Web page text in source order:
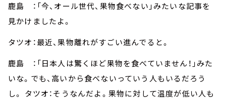
鹿島 ：「今、オール世代、果物食べない」みたいな記事を
見かけましたよ。
タツオ：最近、果物離れがすごい進んでると。
鹿島 ：「日本人は驚くほど果物を食べていません！」みた
いな。でも、高いから食べないっていう人もいるだろう
し。 タツオ：そうなんだよ。果物に対して温度が低い人も